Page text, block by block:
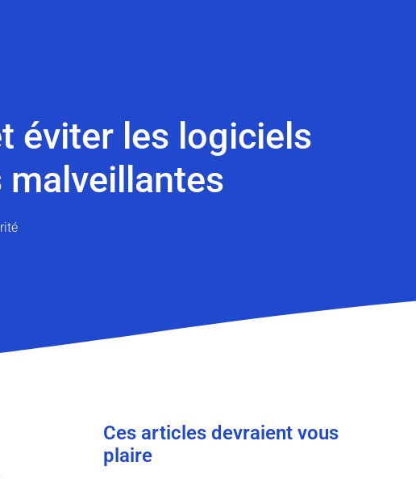
éviter les logiciels
Ces articles devraient vous
plaire